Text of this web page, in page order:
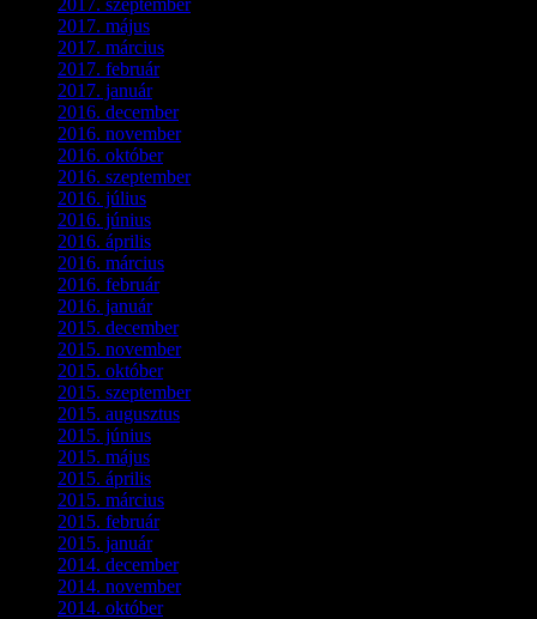
2017. május
2017. március
2017. február(1)
2017. január(2)
2016. december(1)
2016. november(1)
2016. október(6)
2016. szeptember(5)
2016. július
2016. június
2016. április
2016. március
2016. február(3)
2016. január(2)
2015. december(1)
2015. november(4)
2015. október(4)
2015. szeptember(5)
2015. augusztus
2015. június
2015. május
2015. április
2015. március
2015. február(2)
2015. január(5)
2014. december(4)
2014. november(1)
2014. október(2)